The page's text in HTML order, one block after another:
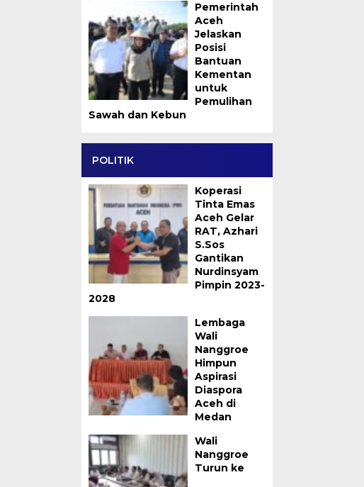
Pemerintah
Aceh
Jelaskan
Posisi
Bantuan
Kementan
untuk
Pemulihan
Sawah dan Kebun
POLITIK
Koperasi
Tinta Emas
Aceh Gelar
RAT, Azhari
S.Sos
Gantikan
Nurdinsyam
Pimpin 2023-
2028
Lembaga
Wali
Nanggroe
Himpun
Aspirasi
Diaspora
Aceh di
Medan
Wali
Nanggroe
Turun ke